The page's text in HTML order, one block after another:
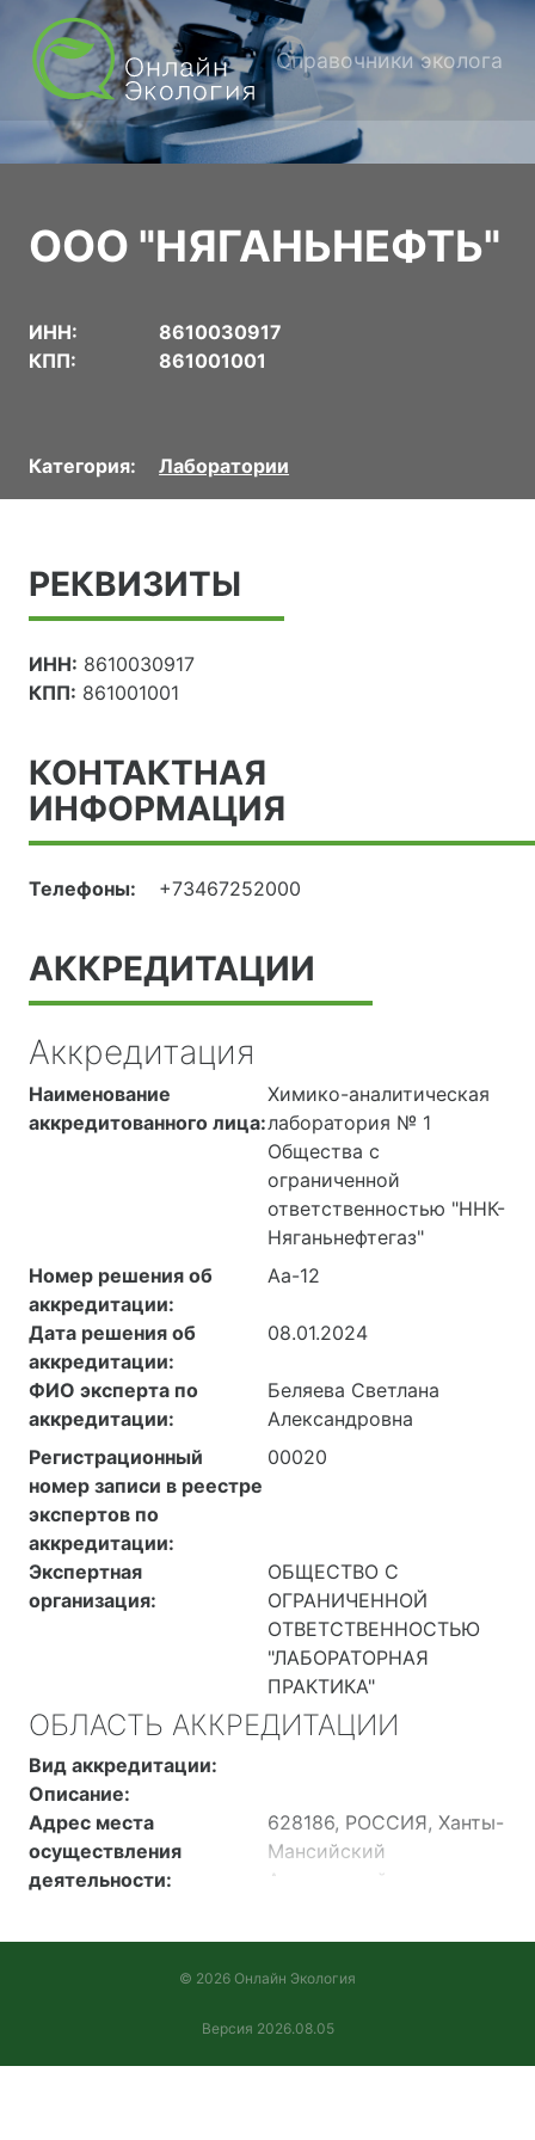
Справочники эколога
ООО "НЯГАНЬНЕФТЬ"
ИНН:
8610030917
КПП:
861001001
Категория: Лаборатории
РЕКВИЗИТЫ
ИНН: 8610030917
КПП: 861001001
КОНТАКТНАЯ
ИНФОРМАЦИЯ
Телефоны: +73467252000
АККРЕДИТАЦИИ
Аккредитация
Наименование
аккредитованного лица:
Химико-аналитическая
лаборатория № 1
Общества с
ограниченной
ответственностью "ННК-
Няганьнефтегаз"
Номер решения об
аккредитации:
Аа-12
Дата решения об
аккредитации:
08.01.2024
ФИО эксперта по
аккредитации:
Беляева Светлана
Александровна
Регистрационный
номер записи в реестре
экспертов по
аккредитации:
00020
Экспертная
организация:
ОБЩЕСТВО С
ОГРАНИЧЕННОЙ
ОТВЕТСТВЕННОСТЬЮ
"ЛАБОРАТОРНАЯ
ПРАКТИКА"
ОБЛАСТЬ АККРЕДИТАЦИИ
Вид аккредитации:
Описание:
Адрес места
осуществления
деятельности:
628186, РОССИЯ, Ханты-
Мансийский
Автономный округ -
Красноленинское
здание Лаборатории на
© 2026 Онлайн Экология
Версия 2026.08.05